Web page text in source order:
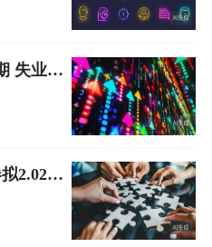
加拿大7月就业人数超预期 失业率降至两年低点
并购整合提速！华林证券拟2.02亿元受让海航期货94%股份